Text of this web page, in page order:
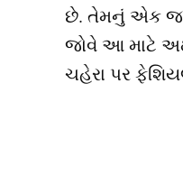
છે. તેમનું એક જ
જોવે આ માટે
ચહેરા પર